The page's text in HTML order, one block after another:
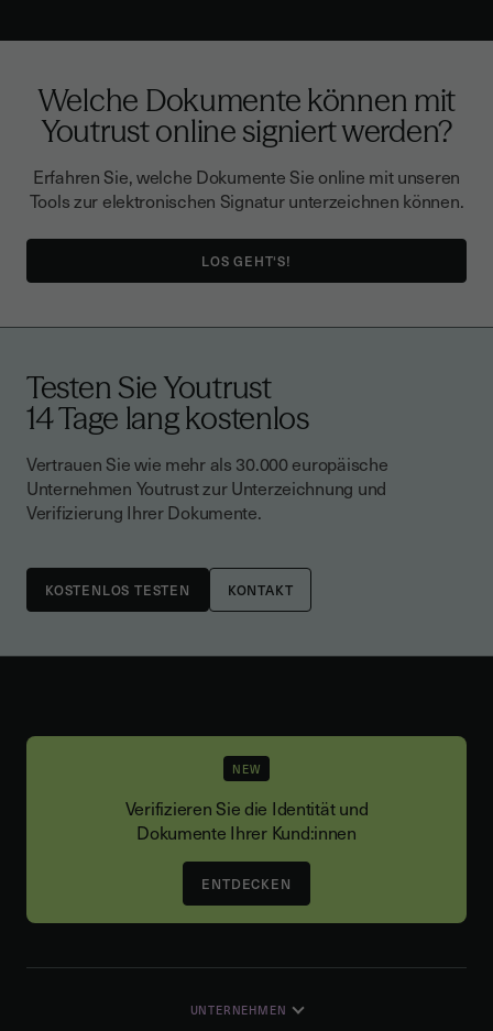
Welche Dokumente können mit
Youtrust online signiert werden?
Erfahren Sie, welche Dokumente Sie online mit unseren
Tools zur elektronischen Signatur unterzeichnen können.
LOS GEHT‘S!
Testen Sie Youtrust
14 Tage lang kostenlos
Vertrauen Sie wie mehr als 30.000 europäische
Unternehmen Youtrust zur Unterzeichnung und
Verifizierung Ihrer Dokumente.
KONTAKT
NEW
Verifizieren Sie die Identität und
Dokumente Ihrer Kund:innen
ENTDECKEN
UNTERNEHMEN